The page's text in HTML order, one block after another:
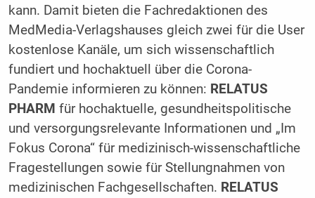
kann. Damit bieten die Fachredaktionen des
MedMedia-Verlagshauses gleich zwei für die User
kostenlose Kanäle, um sich wissenschaftlich
fundiert und hochaktuell über die Corona-
Pandemie informieren zu können: RELATUS
PHARM für hochaktuelle, gesundheitspolitische
und versorgungsrelevante Informationen und „Im
Fokus Corona“ für medizinisch-wissenschaftliche
Fragestellungen sowie für Stellungnahmen von
medizinischen Fachgesellschaften. RELATUS